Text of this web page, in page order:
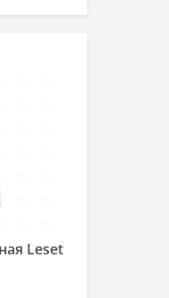
Leset